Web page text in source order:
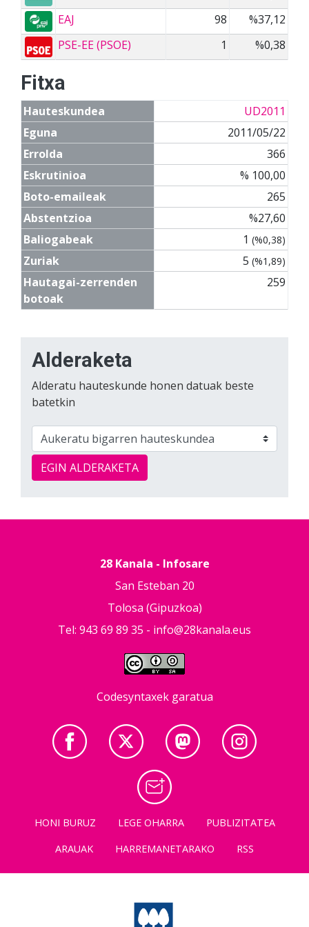
EAJ
98
%37,12
PSE-EE (PSOE)
1 %0,38
Fitxa
Hauteskundea
UD2011
Eguna
2011/05/22
Errolda
366
Eskrutinioa
% 100,00
Boto-emaileak
265
Abstentzioa
%27,60
Baliogabeak
1 (%0,38)
Zuriak 5 (%1,89)
Hautagai-zerrenden
botoak
259
Alderaketa
Alderatu hauteskunde honen datuak beste
batetkin
EGIN ALDERAKETA
28 Kanala - Infosare
San Esteban 20
Tolosa (Gipuzkoa)
Tel: 943 69 89 35 - info@28kanala.eus
Codesyntaxek garatua
HONI BURUZ LEGE OHARRA
PUBLIZITATEA
ARAUAK
HARREMANETARAKO RSS